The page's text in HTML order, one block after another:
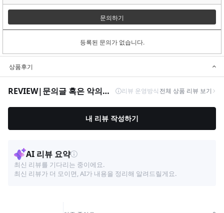
문의하기
등록된 문의가 없습니다.
상품후기